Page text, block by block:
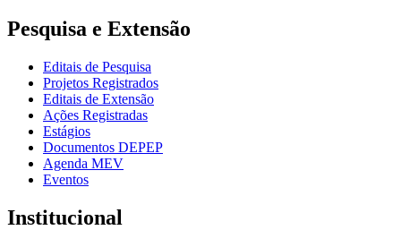
Pesquisa e Extensão
Editais de Pesquisa
Projetos Registrados
Editais de Extensão
Ações Registradas
Estágios
Documentos DEPEP
Agenda MEV
Eventos
Institucional